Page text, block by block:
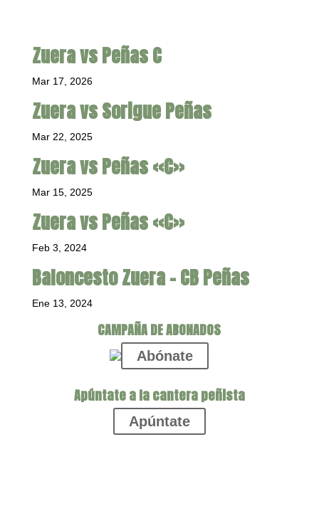
Zuera vs Peñas C
Mar 17, 2026
Zuera vs Sorigue Peñas
Mar 22, 2025
Zuera vs Peñas «C»
Mar 15, 2025
Zuera vs Peñas «C»
Feb 3, 2024
Baloncesto Zuera – CB Peñas
Ene 13, 2024
CAMPAÑA DE ABONADOS
Abónate
Apúntate a la cantera peñista
Apúntate